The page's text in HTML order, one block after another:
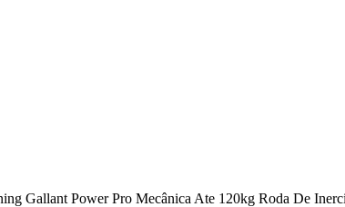
Gallant Power Pro Mecânica Ate 120kg Roda De